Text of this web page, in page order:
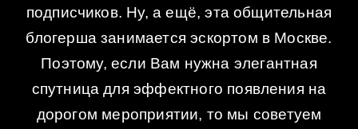
подписчиков. Ну, а ещё, эта общительная
блогерша занимается эскортом в Москве.
Поэтому, если Вам нужна элегантная
спутница для эффектного появления на
дорогом мероприятии, то мы советуем